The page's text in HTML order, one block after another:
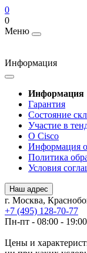
0
0
Меню
Информация
Информация
Гарантия
Состояние
Участие в
О Cisco
Информация о
Политика
Условия
Наш адрес
г. Москва,
+7 (495) 128-70-77
Пн-пт - 08:00 - 19:00
Цены и